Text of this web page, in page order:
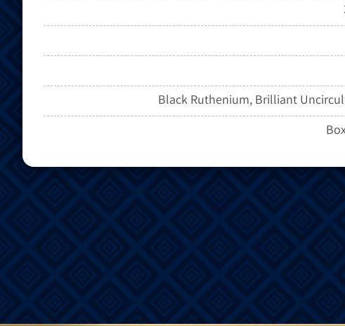
Black Ruthenium, Brilliant